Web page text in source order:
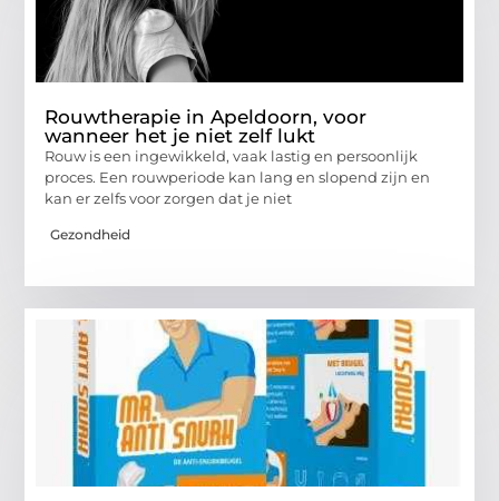
Rouwtherapie in Apeldoorn, voor
wanneer het je niet zelf lukt
Rouw is een ingewikkeld, vaak lastig en persoonlijk
proces. Een rouwperiode kan lang en slopend zijn en
kan er zelfs voor zorgen dat je niet
Gezondheid